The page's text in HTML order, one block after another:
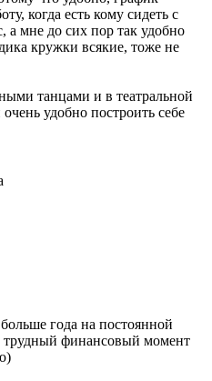
когда есть кому сидеть с
а мне до сих пор так удобно
кружки всякие, тоже не
танцами и в театральной
удобно построить себе
года на постоянной
финансовый момент